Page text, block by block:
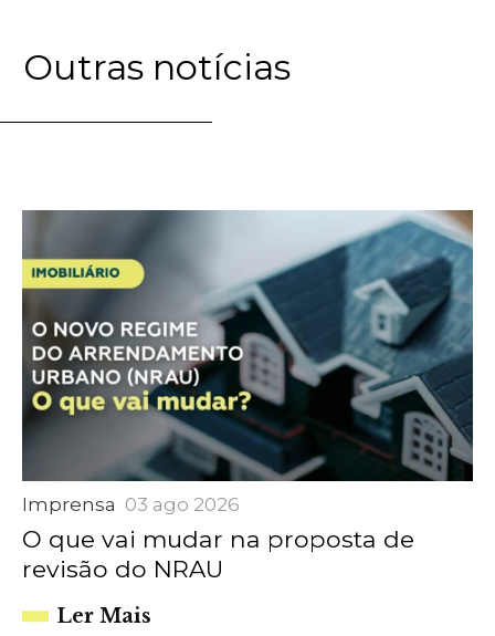
Outras notícias
Imprensa 03 ago 2026
O que vai mudar na proposta de
revisão do NRAU
Ler Mais